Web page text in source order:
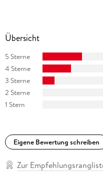
fürs Fotografieren, Laufen,
Ernährung und Meditation.
Übersicht
5 Sterne
4 Sterne
3 Sterne
2 Sterne
1 Stern
Eigene Bewertung schreiben
Zur